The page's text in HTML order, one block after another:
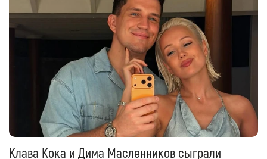
Клава Кока и Дима Масленников сыграли